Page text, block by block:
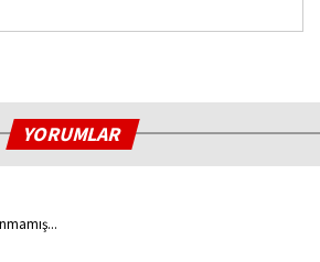
YORUMLAR